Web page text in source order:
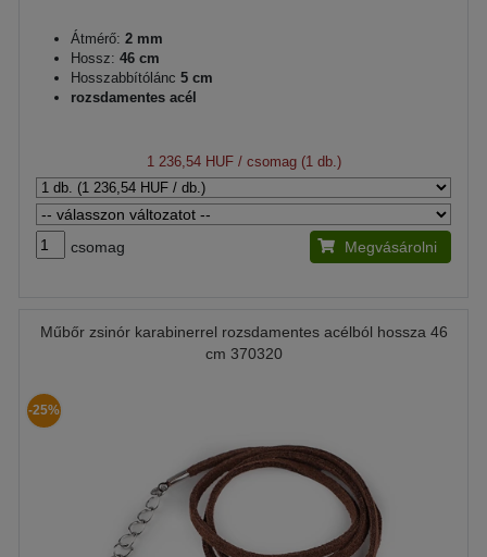
Átmérő: 2 mm
Hossz: 46 cm
Hosszabbítólánc 5 cm
rozsdamentes acél
1 236,54 HUF/ csomag (1 db.)
csomag Megvásárolni
Műbőr zsinór karabinerrel rozsdamentes acélból hossza 46
cm 370320
-25%